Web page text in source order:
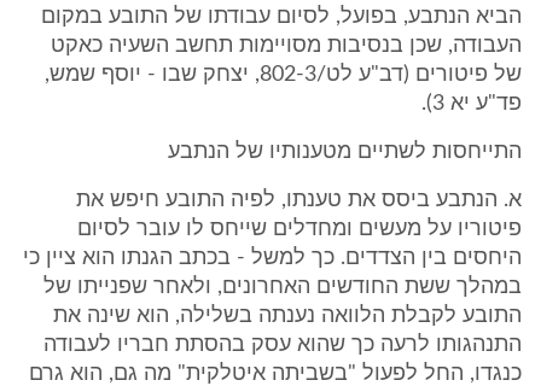
הביא הנתבע, בפועל, לסיום עבודתו של התובע במקום
העבודה, שכן בנסיבות מסויימות תחשב השעיה כאקט
של פיטורים (דב"ע לט/802-3, יצחק שבו - יוסף שמש,
פד"ע יא 3).
התייחסות לשתיים מטענותיו של הנתבע
א. הנתבע ביסס את טענתו, לפיה התובע חיפש את
פיטוריו על מעשים ומחדלים שייחס לו עובר לסיום
היחסים בין הצדדים. כך למשל - בכתב הגנתו הוא ציין כי
במהלך ששת החודשים האחרונים, ולאחר שפנייתו של
התובע לקבלת הלוואה נענתה בשלילה, הוא שינה את
התנהגותו לרעה כך שהוא עסק בהסתת חבריו לעבודה
כנגדו, החל לפעול "בשביתה איטלקית" מה גם, הוא גרם